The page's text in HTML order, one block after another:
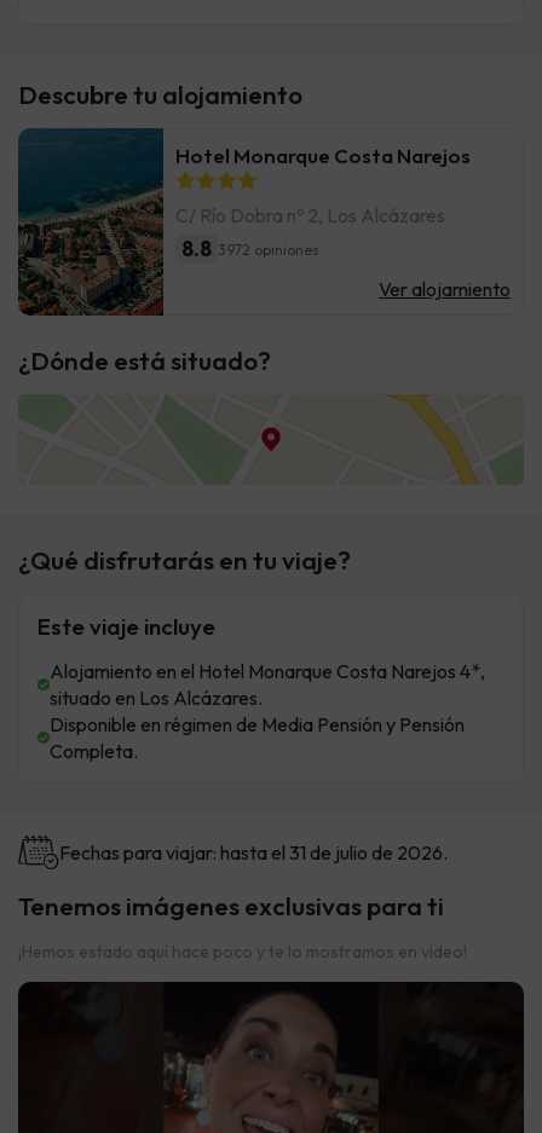
Descubre tu alojamiento
Hotel Monarque Costa Narejos
C/ Río Dobra nº 2, Los Alcázares
8.8 3972 opiniones
Ver alojamiento
¿Dónde está situado?
¿Qué disfrutarás en tu viaje?
Este viaje incluye
Alojamiento en el Hotel Monarque Costa Narejos 4*,
situado en Los Alcázares.
Disponible en régimen de Media Pensión y Pensión
Completa.
Fechas para viajar: hasta el 31 de julio de 2026.
Tenemos imágenes exclusivas para ti
¡Hemos estado aquí hace poco y te lo mostramos en vídeo!